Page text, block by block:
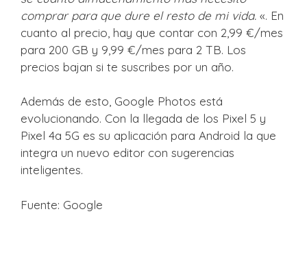
comprar para que dure el resto de mi vida. «. En
cuanto al precio, hay que contar con 2,99 €/mes
para 200 GB y 9,99 €/mes para 2 TB. Los
precios bajan si te suscribes por un año.
Además de esto, Google Photos está
evolucionando. Con la llegada de los Pixel 5 y
Pixel 4a 5G es su aplicación para Android la que
integra un nuevo editor con sugerencias
inteligentes.
Fuente: Google